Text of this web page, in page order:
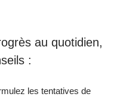
au quotidien,
:
les tentatives de